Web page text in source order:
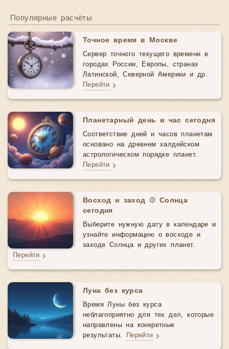
Популярные расчёты
Точное время в Москве
Сервер точного текущего времени в
городах России, Европы, странах
Латинской, Северной Америки и др.
Перейти
Планетарный день и час сегодня
Соответствие дней и часов планетам
основано на древнем халдейском
астрологическом порядке планет.
Перейти
Восход и заход ☉ Солнца
сегодня
Выберите нужную дату в календаре и
узнайте информацию о восходе и
заходе Солнца и других планет.
Перейти
Луна без курса
Время Луны без курса
неблагоприятно для тех дел, которые
направлены на конкретные
результаты. Перейти